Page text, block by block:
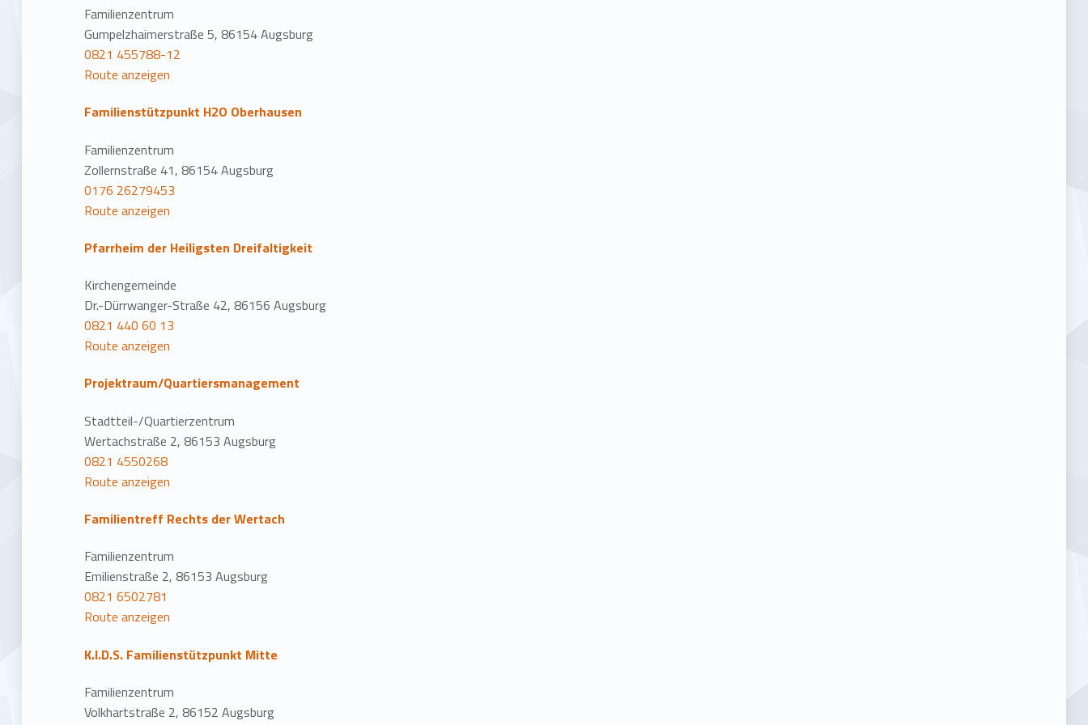
Familienzentrum
Gumpelzhaimerstraße 5, 86154 Augsburg
0821 455788-12
Route anzeigen
Familienstützpunkt H2O Oberhausen
Familienzentrum
Zollernstraße 41, 86154 Augsburg
0176 26279453
Route anzeigen
Pfarrheim der Heiligsten Dreifaltigkeit
Kirchengemeinde
Dr.-Dürrwanger-Straße 42, 86156 Augsburg
0821 440 60 13
Route anzeigen
Projektraum/Quartiersmanagement
Stadtteil-/Quartierzentrum
Wertachstraße 2, 86153 Augsburg
0821 4550268
Route anzeigen
Familientreff Rechts der Wertach
Familienzentrum
Emilienstraße 2, 86153 Augsburg
0821 6502781
Route anzeigen
K.I.D.S. Familienstützpunkt Mitte
Familienzentrum
Volkhartstraße 2, 86152 Augsburg